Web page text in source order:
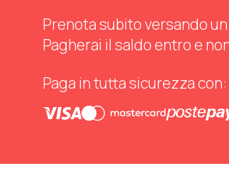
Prenota subito versando
Pagherai il saldo entro e
Paga in tutta sicurezza con: